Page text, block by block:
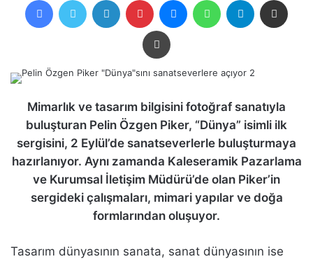
Yazdır
Mimarlık ve tasarım bilgisini fotoğraf sanatıyla
buluşturan Pelin Özgen Piker, “Dünya” isimli ilk
sergisini, 2 Eylül’de sanatseverlerle buluşturmaya
hazırlanıyor. Aynı zamanda Kaleseramik Pazarlama
ve Kurumsal İletişim Müdürü’de olan Piker’in
sergideki çalışmaları, mimari yapılar ve doğa
formlarından oluşuyor.
Tasarım dünyasının sanata, sanat dünyasının ise